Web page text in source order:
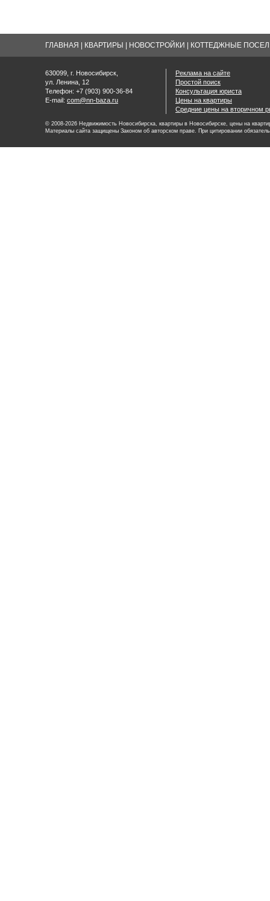
ГЛАВНАЯ КВАРТИРЫ НОВОСТРОЙКИ КОТТЕДЖНЫЕ
630099, г. Новосибирск,
ул. Ленина, 12
Телефон: +7 (903) 900-36-84
E-mail: com@nn-baza.ru
Реклама на сайте
Простой поиск
Консультация юриста
Цены на квартиры
Средние цены на вторичном
© 2008-2026 Недвижимость Новосибирска, квартиры в Новосибирске, цены на
Материалы сайта защищены Законом об авторском праве. При цитировании